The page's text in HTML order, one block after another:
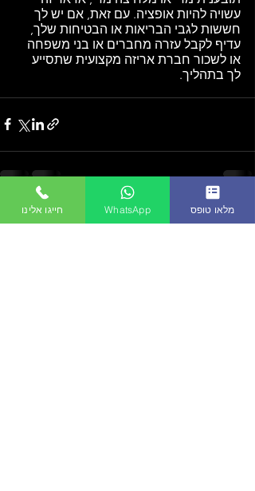
עשויה להיות אופציה. עם זאת, אם יש לך
חששות לגבי הבריאות או הבטיחות שלך,
עדיף לקבל עזרה מחברים או בני משפחה
או לשכור חברת אריזה מקצועית שתסייע
לך בתהליך.
Recent Posts See All חייגו אלינו WhatsApp מלאו טופס